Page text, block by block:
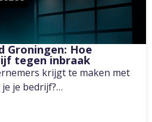
Groningen: Hoe
tegen inbraak
krijgt te maken met
je bedrijf?…